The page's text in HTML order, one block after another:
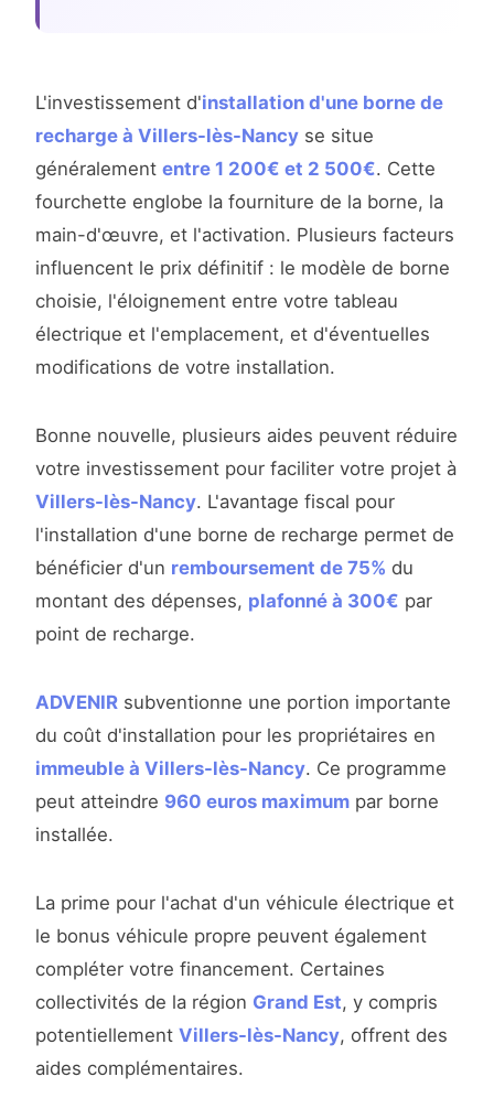
L'investissement d'installation d'une borne de
recharge à Villers-lès-Nancy se situe
généralement entre 1 200€ et 2 500€. Cette
fourchette englobe la fourniture de la borne, la
main-d'œuvre, et l'activation. Plusieurs facteurs
influencent le prix définitif : le modèle de borne
choisie, l'éloignement entre votre tableau
électrique et l'emplacement, et d'éventuelles
modifications de votre installation.
Bonne nouvelle, plusieurs aides peuvent réduire
votre investissement pour faciliter votre projet à
Villers-lès-Nancy. L'avantage fiscal pour
l'installation d'une borne de recharge permet de
bénéficier d'un remboursement de 75% du
montant des dépenses, plafonné à 300€ par
point de recharge.
ADVENIR subventionne une portion importante
du coût d'installation pour les propriétaires en
immeuble à Villers-lès-Nancy. Ce programme
peut atteindre 960 euros maximum par borne
installée.
La prime pour l'achat d'un véhicule électrique et
le bonus véhicule propre peuvent également
compléter votre financement. Certaines
collectivités de la région Grand Est, y compris
potentiellement Villers-lès-Nancy, offrent des
aides complémentaires.